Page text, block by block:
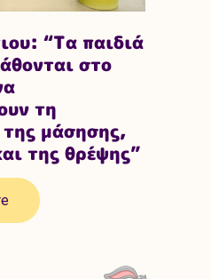
“Τα παιδιά
στο
τη
της μάσησης,
της θρέψης”